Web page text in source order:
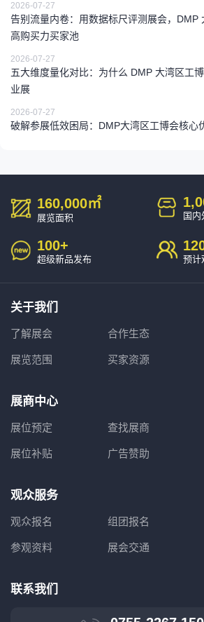
2026-07-27
告别流量内卷：用数据标尺评测展会，DMP
高购买力买家池
2026-07-27
五大维度量化对比：为什么 DMP 大湾区工
业展
2026-07-27
破解参展低效困局：DMP大湾区工博会核心
160,000㎡
展览面积 国内
100+
超级新品发布 预计
关于我们
了解展会 合作生态
展览范围 买家资源
展商中心
展位预定 查找展商
展位补贴 广告赞助
观众服务
观众报名 组团报名
参观资料 展会交通
联系我们